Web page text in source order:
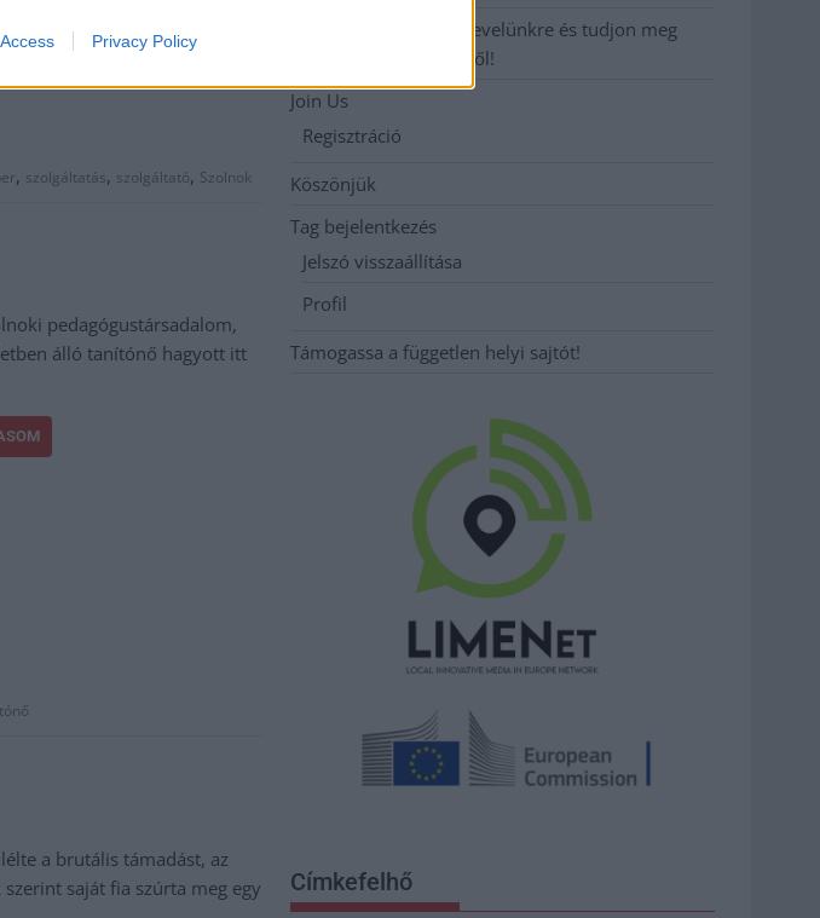
Privacy Policy
, szolgáltatás, szolgáltató, Szolnok
pedagógustársadalom,
álló tanítónő hagyott itt
a brutális támadást, az
saját fia szúrta meg egy
Iratkozzon fel heti hírlevelünkre és tudjon meg
még többet megyénkről!
Join Us
Regisztráció
Köszönjük
Tag bejelentkezés
Jelszó visszaállítása
Profil
Támogassa a független helyi sajtót!
Címkefelhő